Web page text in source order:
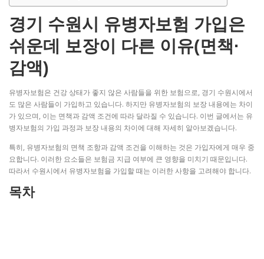
경기 수원시 유병자보험 가입은
쉬운데 보장이 다른 이유(면책·
감액)
유병자보험은 건강 상태가 좋지 않은 사람들을 위한 보험으로, 경기 수원시에서
도 많은 사람들이 가입하고 있습니다. 하지만 유병자보험의 보장 내용에는 차이
가 있으며, 이는 면책과 감액 조건에 따라 달라질 수 있습니다. 이번 글에서는 유
병자보험의 가입 과정과 보장 내용의 차이에 대해 자세히 알아보겠습니다.
특히, 유병자보험의 면책 조항과 감액 조건을 이해하는 것은 가입자에게 매우 중
요합니다. 이러한 요소들은 보험금 지급 여부에 큰 영향을 미치기 때문입니다.
따라서 수원시에서 유병자보험을 가입할 때는 이러한 사항을 고려해야 합니다.
목차